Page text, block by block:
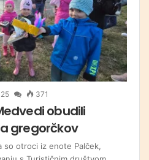
371
obudili
gregorčkov
so otroci iz enote Palček,